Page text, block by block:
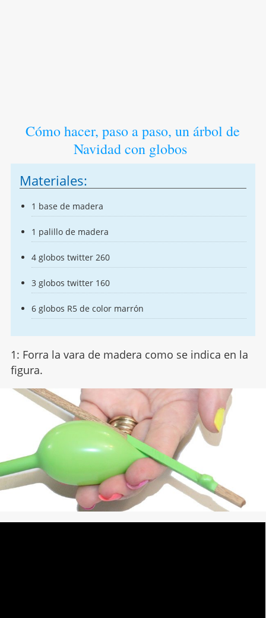
Cómo hacer, paso a paso, un árbol de
Navidad con globos
Materiales:
1 base de madera
1 palillo de madera
4 globos twitter 260
3 globos twitter 160
6 globos R5 de color marrón
1: Forra la vara de madera como se indica en la
figura.